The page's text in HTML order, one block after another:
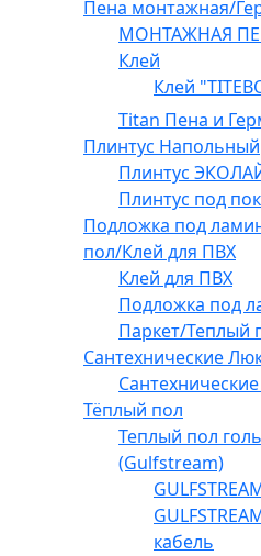
Пена монтажная/
МОНТАЖНАЯ
Клей
Клей
Titan Пена и
Плинтус Напольный
Плинтус
Плинтус под
Подложка под
пол/Клей для ПВХ
Клей для ПВХ
Подложка под
Паркет/Теплый
Сантехнические
Тёплый пол
Теплый пол
(Gulfstream)
кабель